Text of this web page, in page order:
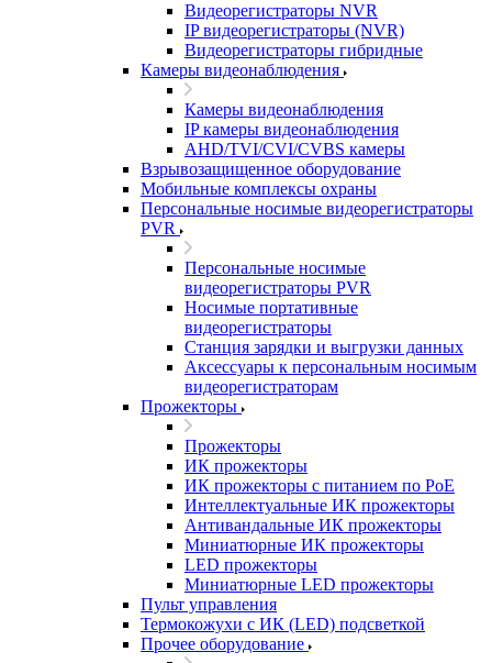
Видеорегистраторы NVR
IP видеорегистраторы (NVR)
Видеорегистраторы гибридные
Камеры видеонаблюдения
Камеры видеонаблюдения
IP камеры видеонаблюдения
AHD/TVI/CVI/CVBS камеры
Взрывозащищенное оборудование
Мобильные комплексы охраны
Персональные носимые видеорегистраторы
PVR
Персональные носимые
видеорегистраторы PVR
Носимые портативные
видеорегистраторы
Станция зарядки и выгрузки данных
Аксессуары к персональным носимым
видеорегистраторам
Прожекторы
Прожекторы
ИК прожекторы
ИК прожекторы с питанием по PoE
Интеллектуальные ИК прожекторы
Антивандальные ИК прожекторы
Миниатюрные ИК прожекторы
LED прожекторы
Миниатюрные LED прожекторы
Пульт управления
Термокожухи с ИК (LED) подсветкой
Прочее оборудование